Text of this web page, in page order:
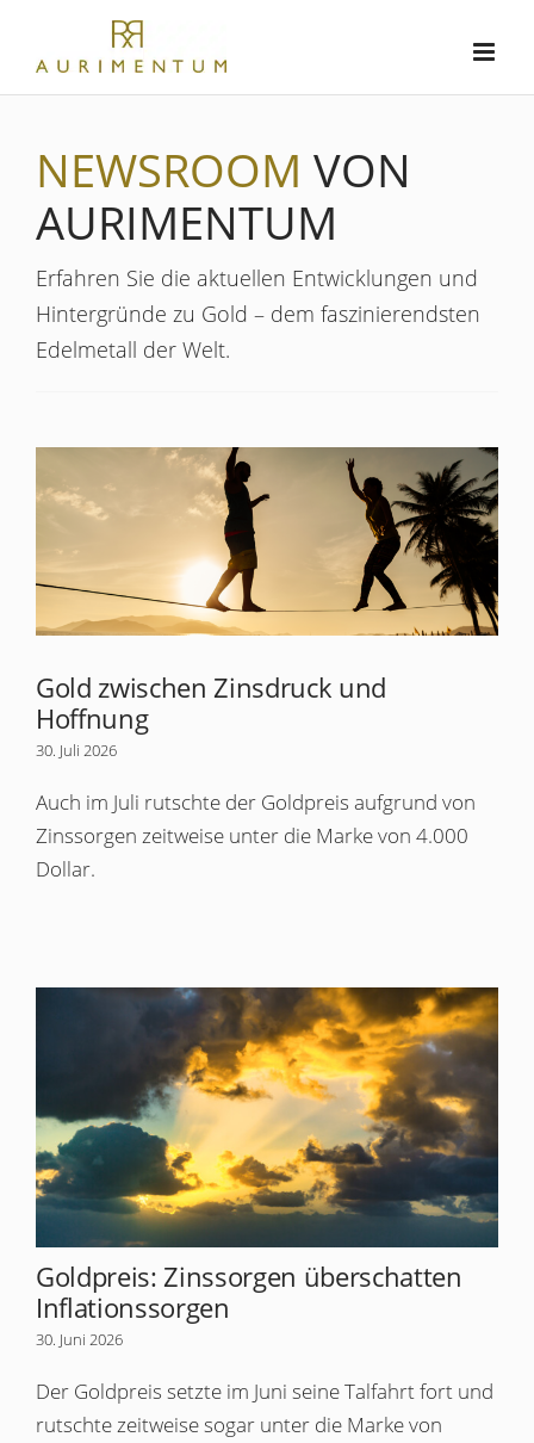
springen
NEWSROOM VON
AURIMENTUM
Erfahren Sie die aktuellen Entwicklungen und
Hintergründe zu Gold – dem faszinierendsten
Edelmetall der Welt.
Gold zwischen Zinsdruck und
Hoffnung
30. Juli 2026
Auch im Juli rutschte der Goldpreis aufgrund von
Zinssorgen zeitweise unter die Marke von 4.000
Dollar.
Goldpreis: Zinssorgen überschatten
Inflationssorgen
30. Juni 2026
Der Goldpreis setzte im Juni seine Talfahrt fort und
rutschte zeitweise sogar unter die Marke von